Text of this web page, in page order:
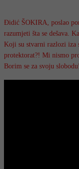
Đidić ŠOKIRA, poslao
razumjeti šta se dešava.
Koji su stvarni razlozi iza
protektorat?! Mi nismo
Borim se za svoju